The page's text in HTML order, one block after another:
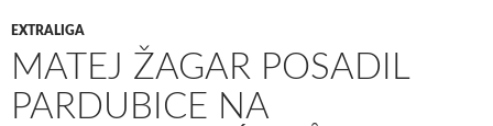
EXTRALIGA
MATEJ ŽAGAR POSADIL
PARDUBICE NA